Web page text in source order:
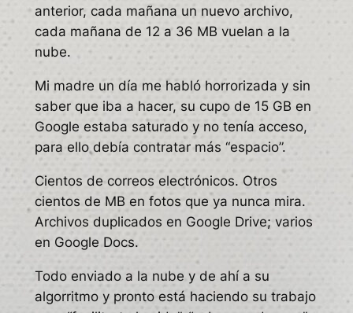
anterior, cada mañana un nuevo archivo,
cada mañana de 12 a 36 MB vuelan a la
nube.
Mi madre un día me habló horrorizada y sin
saber que iba a hacer, su cupo de 15 GB en
Google estaba saturado y no tenía acceso,
para ello debía contratar más “espacio”.
Cientos de correos electrónicos. Otros
cientos de MB en fotos que ya nunca mira.
Archivos duplicados en Google Drive; varios
en Google Docs.
Todo enviado a la nube y de ahí a su
algorritmo y pronto está haciendo su trabajo